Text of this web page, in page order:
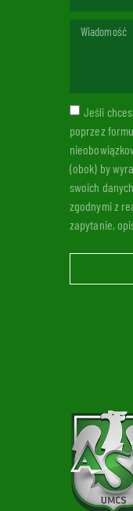
Jeśli
poprzez
(obok) by
swoich
zgodnymi z
zapytanie,